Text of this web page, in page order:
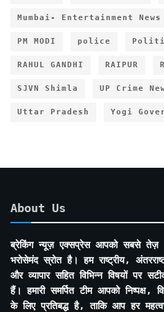
Mumbai- Entertainment News
PM MODI police
RAHUL GANDHI RAIPUR
SJVN Shimla UP Crime
Uttar Pradesh Yogi
About Us
ब्रेकिंग न्यूज़ एक्सप्रेस आपको सबसे तेज़
भरोसेमंद स्रोत है। हम राष्ट्रीय,
और व्यापार सहित विभिन्न विषयों पर
हैं। हमारी समर्पित टीम आपको
के लिए प्रतिबद्ध है, ताकि आप हर